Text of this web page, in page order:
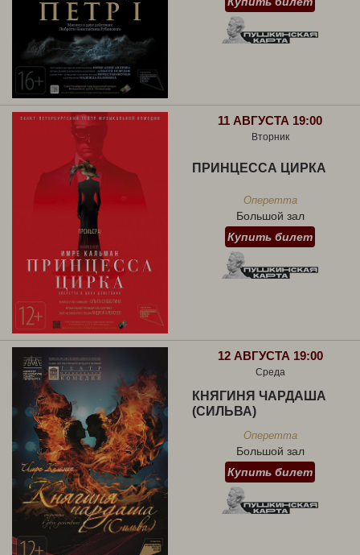
11 АВГУСТА 19:00
Вторник
ПРИНЦЕССА ЦИРКА
Оперетта
Большой зал
Купить билет
12 АВГУСТА 19:00
Среда
КНЯГИНЯ ЧАРДАША
(СИЛЬВА)
Оперетта
Большой зал
Купить билет